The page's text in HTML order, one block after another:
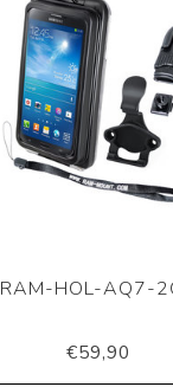
RAM-HOL-AQ7-
€59,90